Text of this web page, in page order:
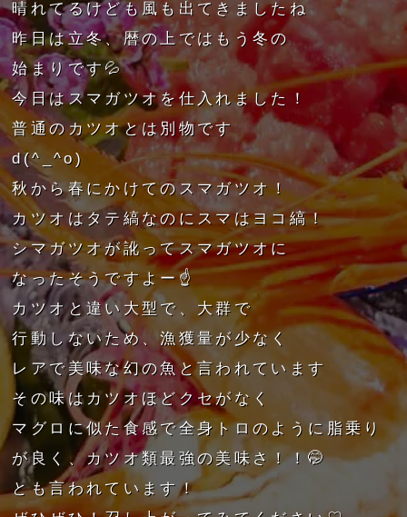
晴れてるけども風も出てきましたね
昨日は立冬、暦の上ではもう冬の
始まりです💦
今日はスマガツオを仕入れました！
普通のカツオとは別物です
d(^_^o)
秋から春にかけてのスマガツオ！
カツオはタテ縞なのにスマはヨコ縞！
シマガツオが訛ってスマガツオに
なったそうですよー☝️
カツオと違い大型で、大群で
行動しないため、漁獲量が少なく
レアで美味な幻の魚と言われています
その味はカツオほどクセがなく
マグロに似た食感で全身トロのように脂乗り
が良く、カツオ類最強の美味さ！！🤭
とも言われています！